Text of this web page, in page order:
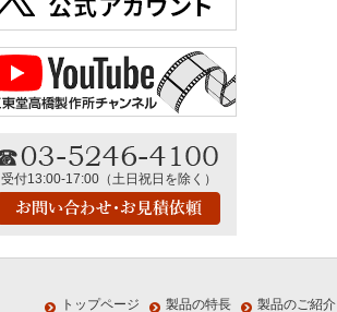
受付13:00-17:00（土日祝日を除く）
トップページ 製品の特長 製品のご紹介